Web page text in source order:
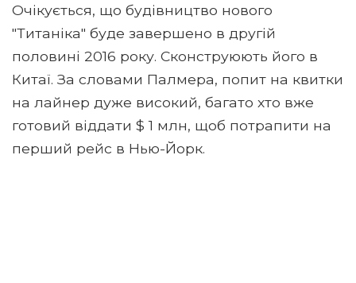
Очікується, що будівництво нового
"Титаніка" буде завершено в другій
половині 2016 року. Сконструюють його в
Китаї. За словами Палмера, попит на квитки
на лайнер дуже високий, багато хто вже
готовий віддати $ 1 млн, щоб потрапити на
перший рейс в Нью-Йорк.